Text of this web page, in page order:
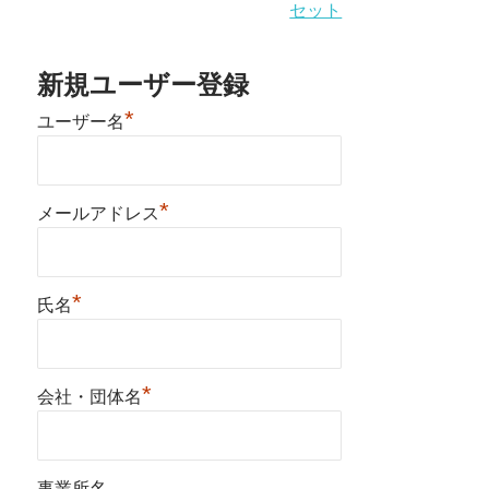
セット
新規ユーザー登録
ユーザー名*
メールアドレス*
氏名*
会社・団体名*